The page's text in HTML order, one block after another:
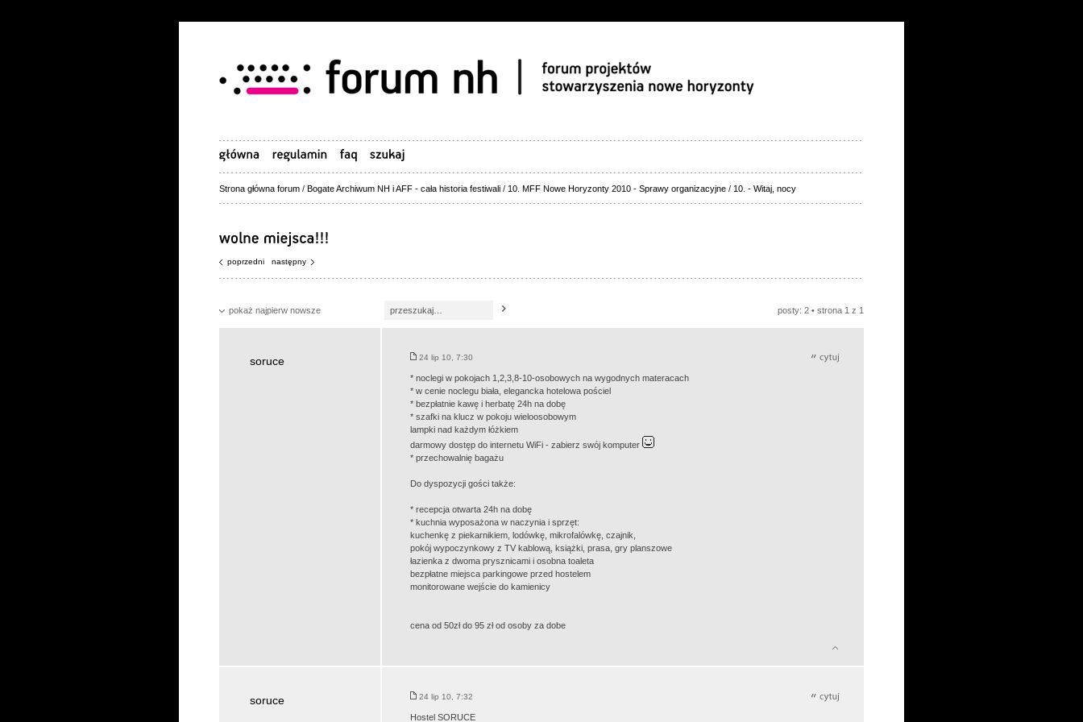
Strona główna forum / Bogate Archiwum NH i AFF - cała historia festiwali / 10. MFF Nowe Horyzonty 2010 - Sprawy organizacyjne / 10. - Witaj, nocy
poprzedni następny
pokaż najpierw nowsze posty: 2 • strona 1 z 1
soruce 24 lip 10, 7:30
* noclegi w pokojach 1,2,3,8-10-osobowych na wygodnych materacach
* w cenie noclegu biała, elegancka hotelowa pościel
* bezpłatnie kawę i herbatę 24h na dobę
* szafki na klucz w pokoju wieloosobowym
lampki nad każdym łóżkiem
darmowy dostęp do internetu WiFi - zabierz swój komputer
* przechowalnię bagażu
Do dyspozycji gości także:
* recepcja otwarta 24h na dobę
* kuchnia wyposażona w naczynia i sprzęt:
kuchenkę z piekarnikiem, lodówkę, mikrofalówkę, czajnik,
pokój wypoczynkowy z TV kablową, książki, prasa, gry planszowe
łazienka z dwoma prysznicami i osobna toaleta
bezpłatne miejsca parkingowe przed hostelem
monitorowane wejście do kamienicy
cena od 50zł do 95 zł od osoby za dobe
soruce 24 lip 10, 7:32
Hostel SORUCE